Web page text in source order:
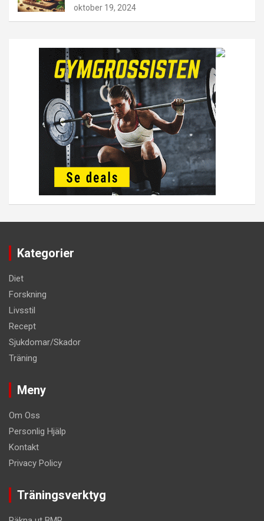
oktober 19, 2024
Kategorier
Diet
Forskning
Livsstil
Recept
Sjukdomar/Skador
Träning
Meny
Om Oss
Personlig Hjälp
Kontakt
Privacy Policy
Träningsverktyg